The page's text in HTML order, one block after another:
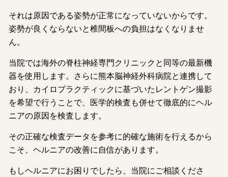
それは原因である姿勢が正常になっていないからです。
姿勢が良くならないと椎間板への負担はなくなりませ
ん。
当院では海外の脊柱神経専門クリニックと同等の最新機
器を使用します。さらに熊本脳神経外科病院と連携して
おり、カイロプラクティックに基づいたレントゲン撮影
を希望で行うことで、医学的検査も併せて徹底的にヘル
ニアの原因を検査します。
その正確な検査データを参考に的確な施術を行えるから
こそ、ヘルニアの改善に自信があります。
もしヘルニアにお困りでしたら、当院にご相談くださ